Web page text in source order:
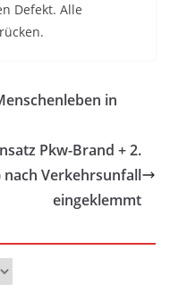
Defekt. Alle
in
Pkw-Brand + 2.
nach Verkehrsunfall
eingeklemmt